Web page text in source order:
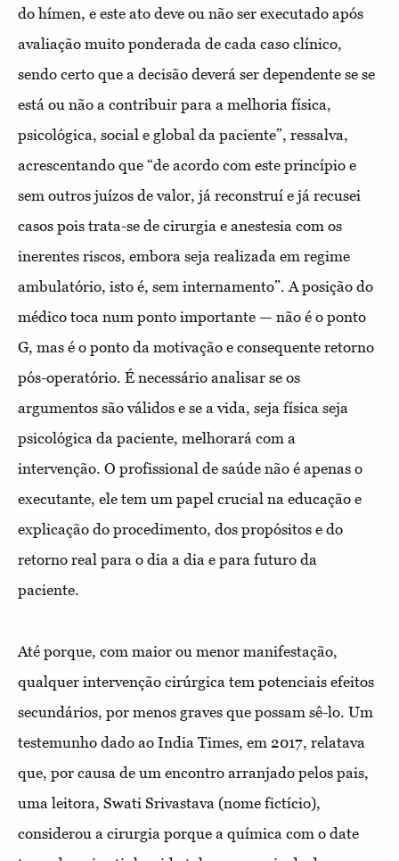
do hímen, e este ato deve ou não ser executado após
avaliação muito ponderada de cada caso clínico,
sendo certo que a decisão deverá ser dependente se se
está ou não a contribuir para a melhoria física,
psicológica, social e global da paciente”, ressalva,
acrescentando que “de acordo com este princípio e
sem outros juízos de valor, já reconstruí e já recusei
casos pois trata-se de cirurgia e anestesia com os
inerentes riscos, embora seja realizada em regime
ambulatório, isto é, sem internamento”. A posição do
médico toca num ponto importante — não é o ponto
G, mas é o ponto da motivação e consequente retorno
pós-operatório. É necessário analisar se os
argumentos são válidos e se a vida, seja física seja
psicológica da paciente, melhorará com a
intervenção. O profissional de saúde não é apenas o
executante, ele tem um papel crucial na educação e
explicação do procedimento, dos propósitos e do
retorno real para o dia a dia e para futuro da
paciente.
Até porque, com maior ou menor manifestação,
qualquer intervenção cirúrgica tem potenciais efeitos
secundários, por menos graves que possam sê-lo. Um
testemunho dado ao India Times, em 2017, relatava
que, por causa de um encontro arranjado pelos pais,
uma leitora, Swati Srivastava (nome fictício),
considerou a cirurgia porque a química com o date